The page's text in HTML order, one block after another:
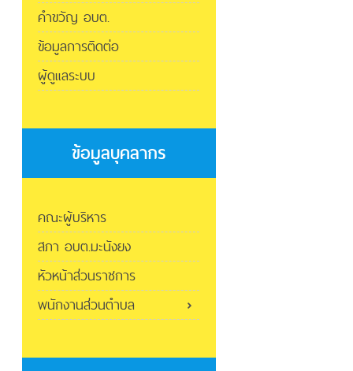
คำขวัญ อบต.
ข้อมูลการติดต่อ
ผู้ดูแลระบบ
ข้อมูลบุคลากร
คณะผู้บริหาร
สภา อบต.มะนังยง
หัวหน้าส่วนราชการ
พนักงานส่วนตำบล